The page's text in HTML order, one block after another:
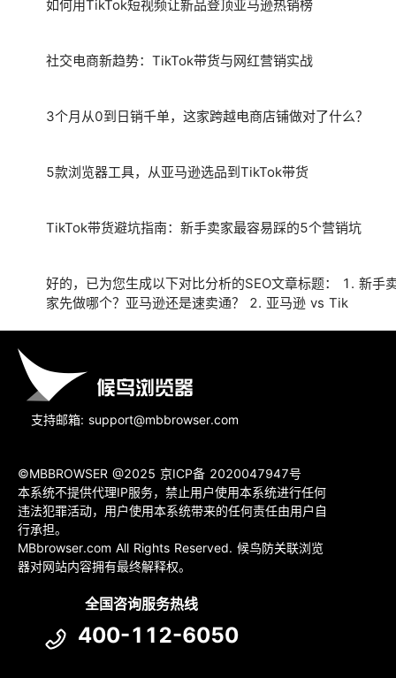
如何用TikTok短视频让新品登顶亚马逊热销榜
社交电商新趋势：TikTok带货与网红营销实战
3个月从0到日销千单，这家跨越电商店铺做对了什么？
5款浏览器工具，从亚马逊选品到TikTok带货
TikTok带货避坑指南：新手卖家最容易踩的5个营销坑
好的，已为您生成以下对比分析的SEO文章标题： 1. 新手卖
家先做哪个？亚马逊还是速卖通？ 2. 亚马逊 vs Tik
支持邮箱: support@mbbrowser.com
©MBBROWSER @2025 京ICP备 2020047947号
本系统不提供代理IP服务，禁止用户使用本系统进行任何
违法犯罪活动，用户使用本系统带来的任何责任由用户自
行承担。
MBbrowser.com All Rights Reserved. 候鸟防关联浏览
器对网站内容拥有最终解释权。
全国咨询服务热线
400-112-6050